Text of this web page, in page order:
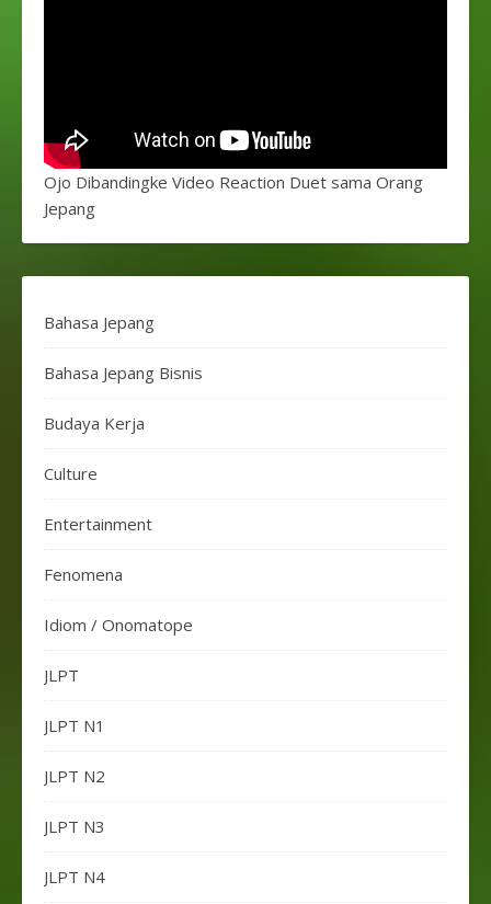
Ojo Dibandingke Video Reaction Duet sama Orang
Jepang
Bahasa Jepang
Bahasa Jepang Bisnis
Budaya Kerja
Culture
Entertainment
Fenomena
Idiom / Onomatope
JLPT
JLPT N1
JLPT N2
JLPT N3
JLPT N4